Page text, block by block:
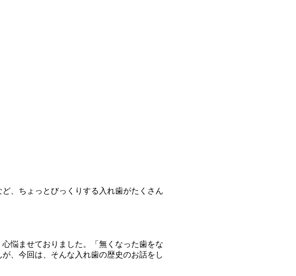
、ちょっとびっくりする入れ歯がたくさん
悩ませておりました。「無くなった歯をな
、今回は、そんな入れ歯の歴史のお話をし